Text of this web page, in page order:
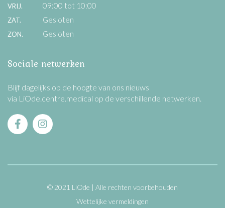
VRIJ. 09:00 tot 10:00
ZAT. Gesloten
ZON. Gesloten
Sociale netwerken
Blijf dagelijks op de hoogte van ons nieuws
via LiOde.centre.medical op de verschillende netwerken.
© 2021 LiOde
Alle rechten voorbehouden
Wettelijke vermeldingen